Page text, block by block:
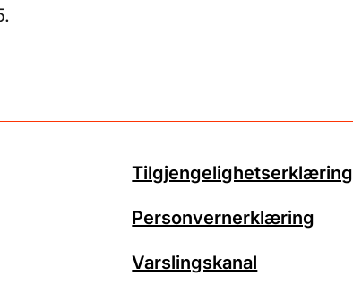
Tilgjengelighetserklæring
Personvernerklæring
Varslingskanal